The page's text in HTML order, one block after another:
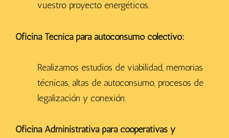
vuestro proyecto energéticos.
Oficina Técnica para autoconsumo colectivo:
Realizamos estudios de viabilidad, memorias
técnicas, altas de autoconsumo, procesos de
legalización y conexión.
Oficina Administrativa para cooperativas y